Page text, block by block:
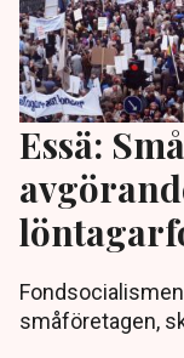
Essä:
småföretagen,